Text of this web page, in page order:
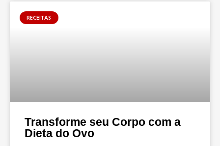
RECEITAS
Transforme seu Corpo com a
Dieta do Ovo